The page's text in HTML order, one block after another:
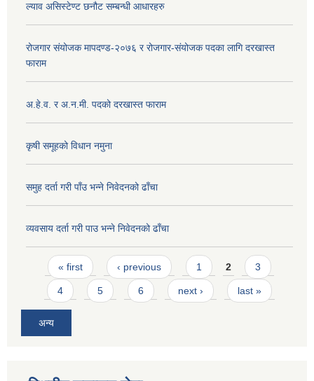
ल्याव असिस्टेण्ट छनौट सम्बन्धी आधारहरु
रोजगार संयोजक मापदण्ड-२०७६ र रोजगार-संयोजक पदका लागि दरखास्त
फाराम
अ.हे.व. र अ.न.मी. पदको दरखास्त फाराम
कृषी समूहको विधान नमुना
समुह दर्ता गरी पाँउ भन्ने निवेदनको ढाँचा
व्यवसाय दर्ता गरी पाउ भन्ने निवेदनको ढाँचा
Pages
« first ‹ previous 1 2 3
4 5 6 next › last »
अन्य